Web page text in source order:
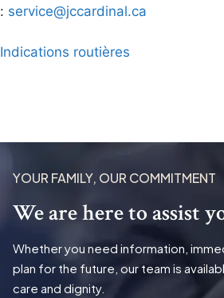
: service@jccardinal.ca
Indications routières
YOUR FAMILY, OUR COMMITMENT
We are here to assist
Whether you need information,
plan for the future, our team is
care and dignity.